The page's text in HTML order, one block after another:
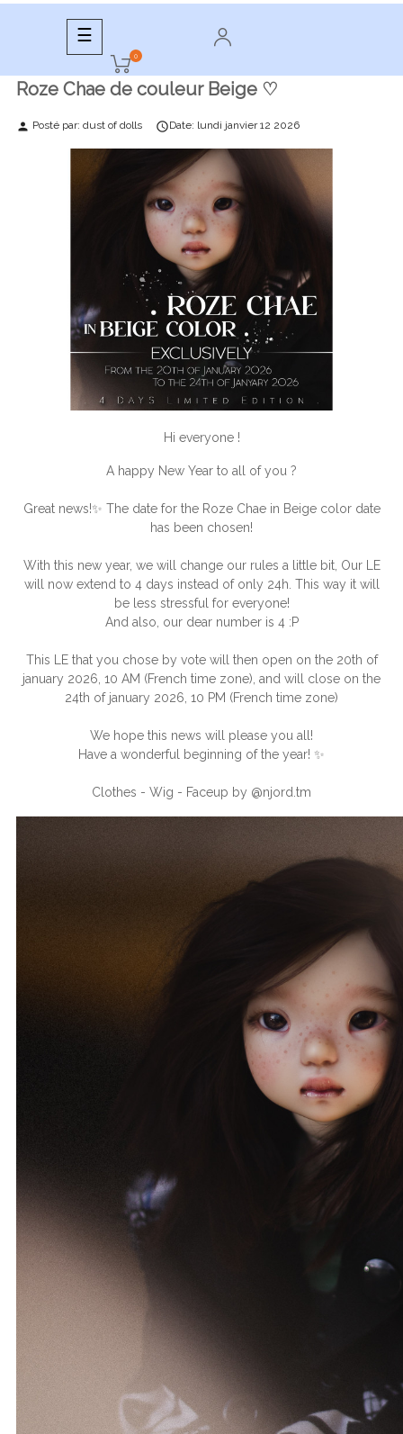
Basculer
la
navigation
☰
0
Roze Chae de couleur Beige ♡
person Posté par: dust of dolls Date: lundi janvier 12 2026
Hi everyone !
A happy New Year to all of you ?
Great news!✨ The date for the Roze Chae in Beige color date
has been chosen!
With this new year, we will change our rules a little bit, Our LE
will now extend to 4 days instead of only 24h. This way it will
be less stressful for everyone!
And also, our dear number is 4 :P
This LE that you chose by vote will then open on the 20th of
january 2026, 10 AM (French time zone), and will close on the
24th of january 2026, 10 PM (French time zone)
We hope this news will please you all!
Have a wonderful beginning of the year! ✨
Clothes - Wig - Faceup by @njord.tm